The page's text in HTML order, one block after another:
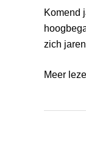
Komend
zich
Meer